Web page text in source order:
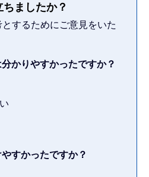
ましたか？
するためにご意見をいた
かりやすかったですか？
すかったですか？